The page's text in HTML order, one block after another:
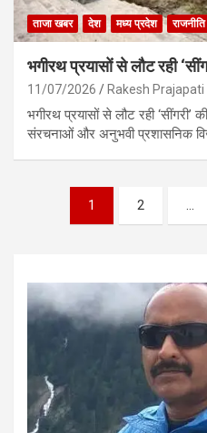
ताजा खबर देश मध्य प्रदेश राजनीति
भगीरथ प्रयासों से लौट रही
11/07/2026 Rakesh Prajapati
भगीरथ प्रयासों से लौट रही ‘सींगरी’
संरचनाओं और अनुभवी प्रशासनिक
pagination
1 2 …